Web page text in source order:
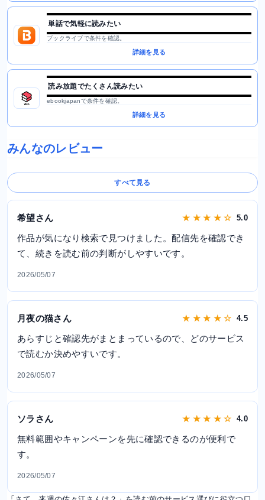
単話で気軽に読みたい
ブックライブで条件を確認。
詳細を見る
読み放題でたくさん読みたい
ebookjapanで条件を確認。
詳細を見る
みんなのレビュー
すべて見る
希望さん ★ ★ ★ ★ ☆ 5.0
作品が気になり検索で見つけました。配信先を確認でき
て、続きを読む前の判断がしやすいです。
2026/05/07
月夜の猫さん ★ ★ ★ ★ ☆ 4.5
あらすじと確認先がまとまっているので、どのサービス
で読むか決めやすいです。
2026/05/07
ソラさん ★ ★ ★ ★ ☆ 4.0
無料範囲やキャンペーンを先に確認できるのが便利で
す。
2026/05/07